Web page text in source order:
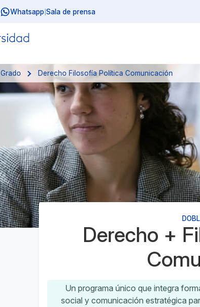
Whatsapp Sala de prensa
Grado Derecho Filosofía Política Comunicación
Derecho +
Un programa único que integra
social y comunicación estratégica